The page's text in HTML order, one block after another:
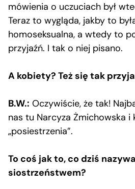
mówienia o uczuciach był
Teraz to wygląda, jakby to
homoseksualna, a wtedy to
przyjaźń. I tak o niej pisano.
A kobiety? Też się tak
B.W.: Oczywiście, że tak!
nas tu Narcyza Żmichowska i
„posiestrzenia”.
To coś jak to, co dziś
siostrzeństwem?